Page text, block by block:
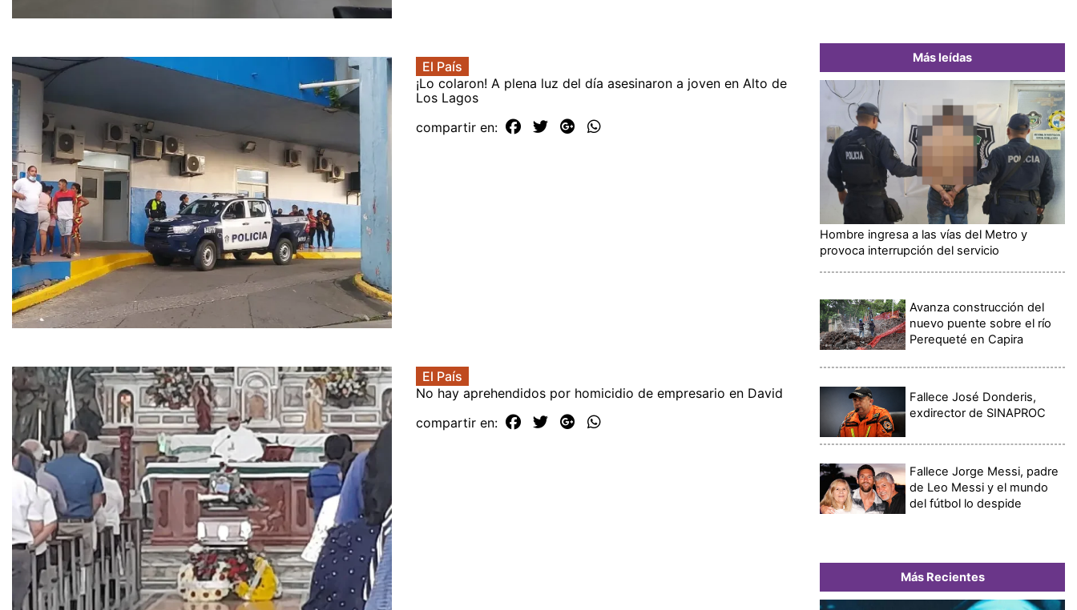
El País
¡Lo colaron! A plena luz del día asesinaron a joven en Alto de
Los Lagos
compartir en:
El País
No hay aprehendidos por homicidio de empresario en David
compartir en:
Más leídas
Hombre ingresa a las vías del Metro y
provoca interrupción del servicio
Avanza construcción del
nuevo puente sobre el río
Perequeté en Capira
Fallece José Donderis,
exdirector de SINAPROC
Fallece Jorge Messi, padre
de Leo Messi y el mundo
del fútbol lo despide
Más Recientes